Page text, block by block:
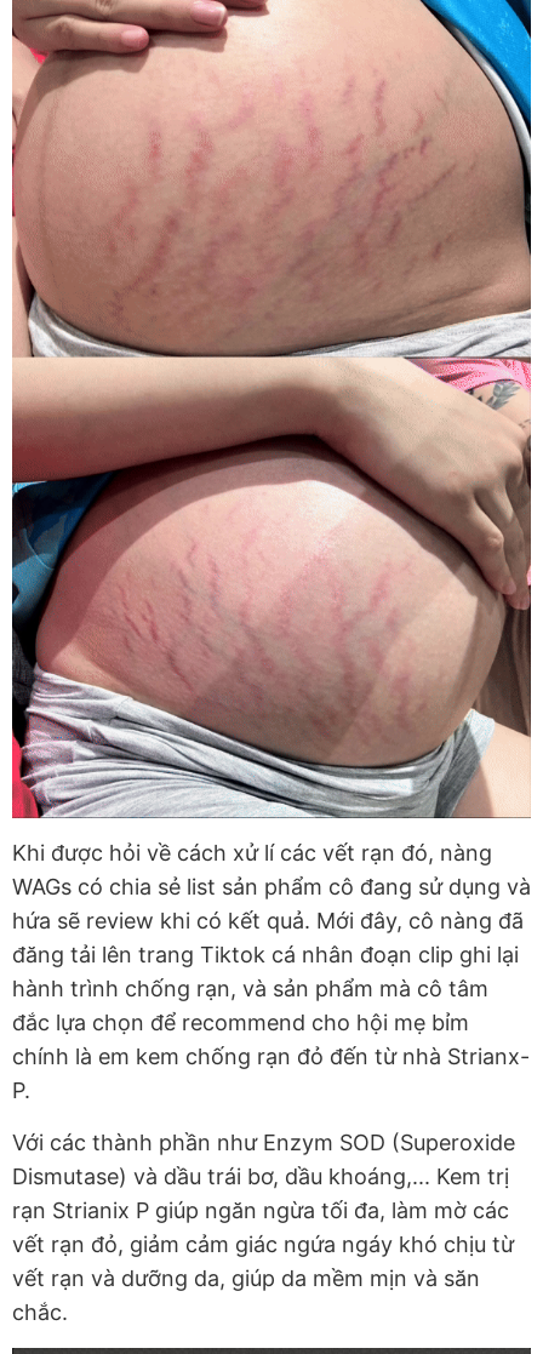
Khi được hỏi về cách xử lí các vết rạn đó, nàng
WAGs có chia sẻ list sản phẩm cô đang sử dụng và
hứa sẽ review khi có kết quả. Mới đây, cô nàng đã
đăng tải lên trang Tiktok cá nhân đoạn clip ghi lại
hành trình chống rạn, và sản phẩm mà cô tâm
đắc lựa chọn để recommend cho hội mẹ bỉm
chính là em kem chống rạn đỏ đến từ nhà Strianx-
P.
Với các thành phần như Enzym SOD (Superoxide
Dismutase) và dầu trái bơ, dầu khoáng,... Kem trị
rạn Strianix P giúp ngăn ngừa tối đa, làm mờ các
vết rạn đỏ, giảm cảm giác ngứa ngáy khó chịu từ
vết rạn và dưỡng da, giúp da mềm mịn và săn
chắc.